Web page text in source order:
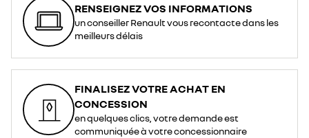
RENSEIGNEZ VOS INFORMATIONS
un conseiller Renault vous recontacte dans les
meilleurs délais
FINALISEZ VOTRE ACHAT EN
CONCESSION
en quelques clics, votre demande est
communiquée à votre concessionnaire